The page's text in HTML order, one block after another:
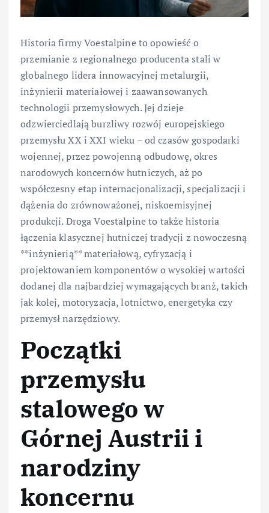
Historia firmy Voestalpine to opowieść o
przemianie z regionalnego producenta stali w
globalnego lidera innowacyjnej metalurgii,
inżynierii materiałowej i zaawansowanych
technologii przemysłowych. Jej dzieje
odzwierciedlają burzliwy rozwój europejskiego
przemysłu XX i XXI wieku – od czasów gospodarki
wojennej, przez powojenną odbudowę, okres
narodowych koncernów hutniczych, aż po
współczesny etap internacjonalizacji, specjalizacji i
dążenia do zrównoważonej, niskoemisyjnej
produkcji. Droga Voestalpine to także historia
łączenia klasycznej hutniczej tradycji z nowoczesną
**inżynierią** materiałową, cyfryzacją i
projektowaniem komponentów o wysokiej wartości
dodanej dla najbardziej wymagających branż, takich
jak kolej, motoryzacja, lotnictwo, energetyka czy
przemysł narzędziowy.
Początki
przemysłu
stalowego w
Górnej Austrii i
narodziny
koncernu